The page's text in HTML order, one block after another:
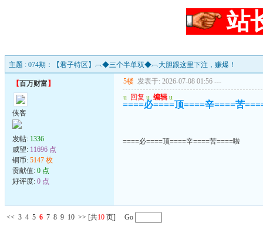
站
主题 : 074期：【君子特区】︹◆三个半单双◆︹大胆跟这里下注，赚爆！
【百万财富 】
侠客
发帖: 1336
威望: 11696 点
铜币: 5147 枚
贡献值: 0 点
好评度: 0 点
5楼 发表于: 2026-07-08 01:56 ---
u 回复 u 编辑 u
====必====顶====辛====苦
====必====顶====辛====苦====啦
<< 3 4 5 6 7 8 9 10 >> [共10 页] Go